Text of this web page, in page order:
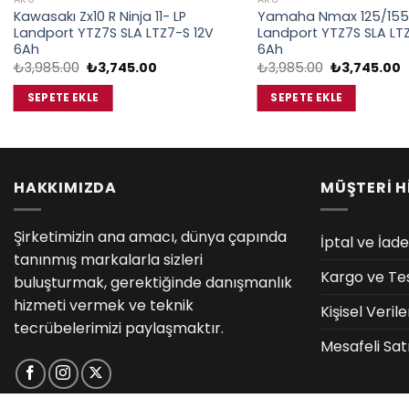
Kawasakı Zx10 R Ninja 11- LP
Landport YTZ7S SLA LTZ7-S 12V
6Ah
₺3,985.00 Orijinal
fiyat:
₺3,985.00.
₺3,745.00
SEPETE EKLE
Yamaha Nmax 125/155
Landport YTZ7S SLA
6Ah
₺3,985.00 Orijinal
fiyat:
₺3,985.00.
₺3,745.00Şu
SEPETE EKLE
HAKKIMIZDA
Şirketimizin ana amacı, dünya çapında
tanınmış markalarla sizleri
buluşturmak, gerektiğinde danışmanlık
hizmeti vermek ve teknik
tecrübelerimizi paylaşmaktır.
MÜŞTERİ
İptal ve
Kargo ve
Kişisel
Mesafeli